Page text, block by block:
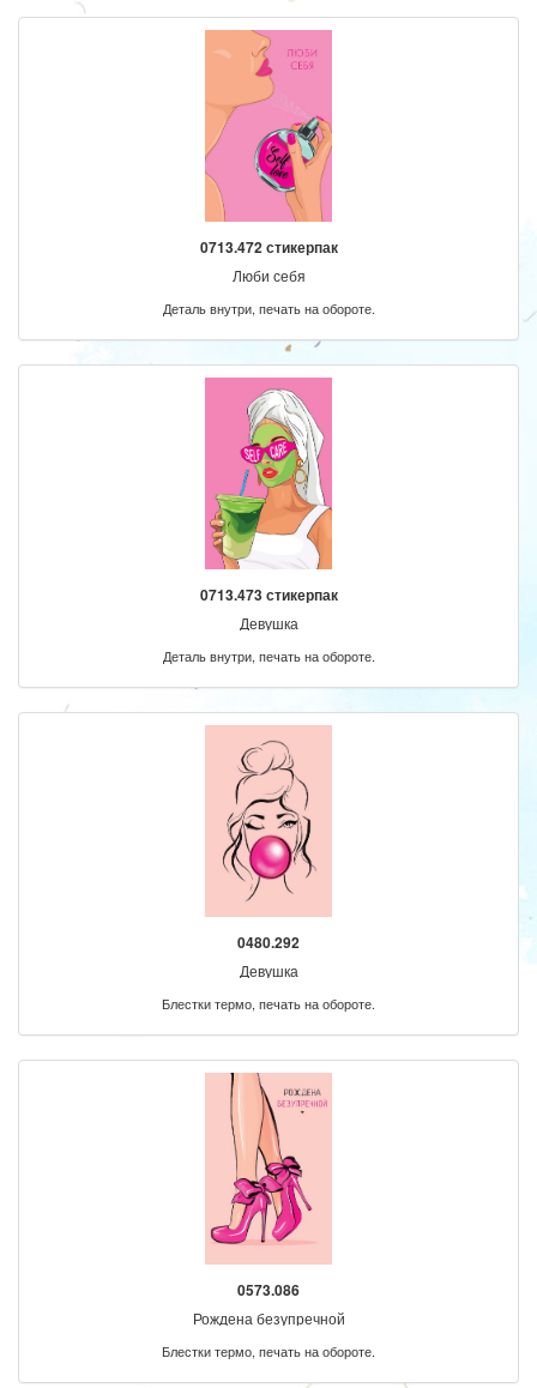
0713.472 стикерпак
Люби себя
Деталь внутри, печать на обороте.
0713.473 стикерпак
Девушка
Деталь внутри, печать на обороте.
0480.292
Девушка
Блестки термо, печать на обороте.
0573.086
Рождена безупречной
Блестки термо, печать на обороте.